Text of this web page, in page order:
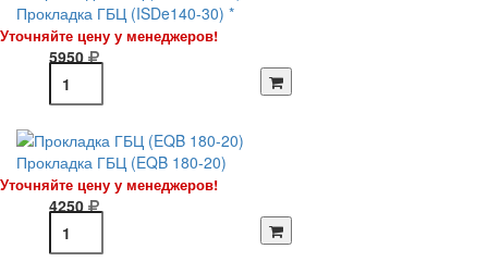
Прокладка ГБЦ (ISDe140-30) *
Уточняйте цену у менеджеров!
5950
Прокладка ГБЦ (EQB 180-20)
Уточняйте цену у менеджеров!
4250